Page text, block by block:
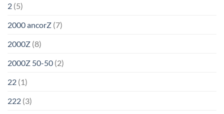
2 (5)
2000 ancorZ (7)
2000Z (8)
2000Z 50-50 (2)
22 (1)
222 (3)